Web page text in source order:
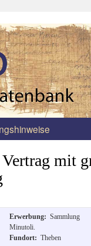
mit
Erwerbung: Sammlung
Minutoli.
Fundort: Theben